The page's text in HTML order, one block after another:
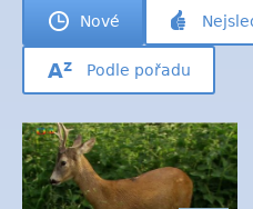
Nové
Podle pořadu